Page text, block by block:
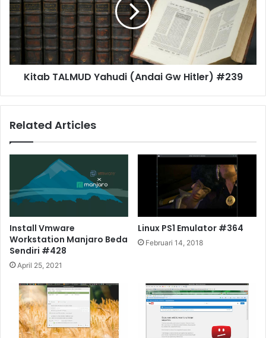
Kitab TALMUD Yahudi (Andai Gw Hitler) #239
Related Articles
Install Vmware
Workstation Manjaro Beda
Sendiri #428
April 25, 2021
Linux PS1 Emulator #364
Februari 14, 2018